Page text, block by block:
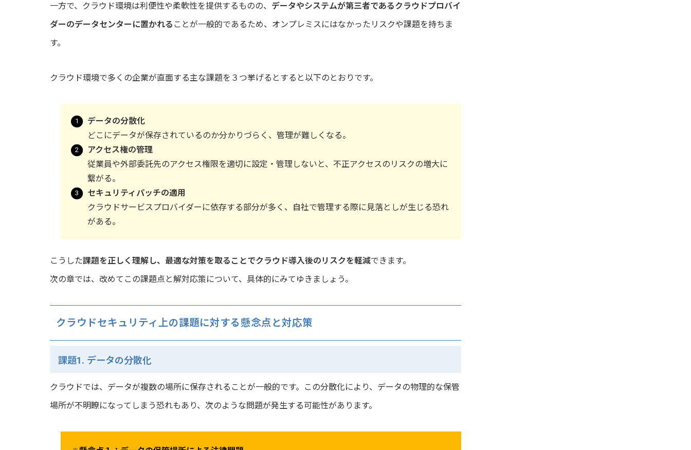
一方で、クラウド環境は利便性や柔軟性を提供するものの、 データやシステムが第三者であるクラウドプロバイ
ダーのデータセンターに置かれる ことが一般的であるため、オンプレミスにはなかったリスクや課題を持ちま
す。
クラウド環境で多くの企業が直面する主な課題を３つ挙げるとすると以下のとおりです。
データの分散化
どこにデータが保存されているのか分かりづらく、管理が難しくなる。
アクセス権の管理
従業員や外部委託先のアクセス権限を適切に設定・管理しないと、不正アクセスのリスクの増大に
繋がる。
セキュリティパッチの適用
クラウドサービスプロバイダーに依存する部分が多く、自社で管理する際に見落としが生じる恐れ
がある。
こうした課題を正しく理解し、最適な対策を取ることでクラウド導入後のリスクを軽減できます。
次の章では、改めてこの課題点と解対応策について、具体的にみてゆきましょう。
クラウドセキュリティ上の課題に対する懸念点と対応策
課題1. データの分散化
クラウドでは、データが複数の場所に保存されることが一般的です。この分散化により、データの物理的な保管
場所が不明瞭になってしまう恐れもあり、次のような問題が発生する可能性があります。